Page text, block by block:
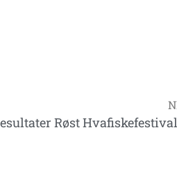
Røst